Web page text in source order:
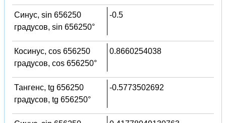
Синус, sin 656250
градусов, sin 656250°
-0.5
Косинус, cos 656250
градусов, cos 656250°
0.8660254038
Тангенс, tg 656250
градусов, tg 656250°
-0.5773502692